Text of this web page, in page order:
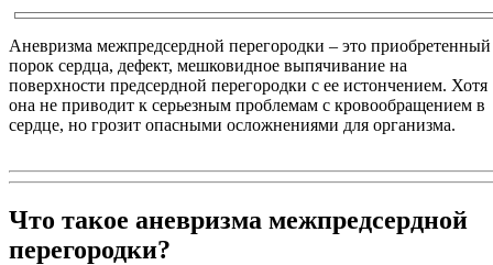
Аневризма межпредсердной перегородки – это приобретенный
порок сердца, дефект, мешковидное выпячивание на
поверхности предсердной перегородки с ее истончением. Хотя
она не приводит к серьезным проблемам с кровообращением в
сердце, но грозит опасными осложнениями для организма.
Что такое аневризма межпредсердной
перегородки?